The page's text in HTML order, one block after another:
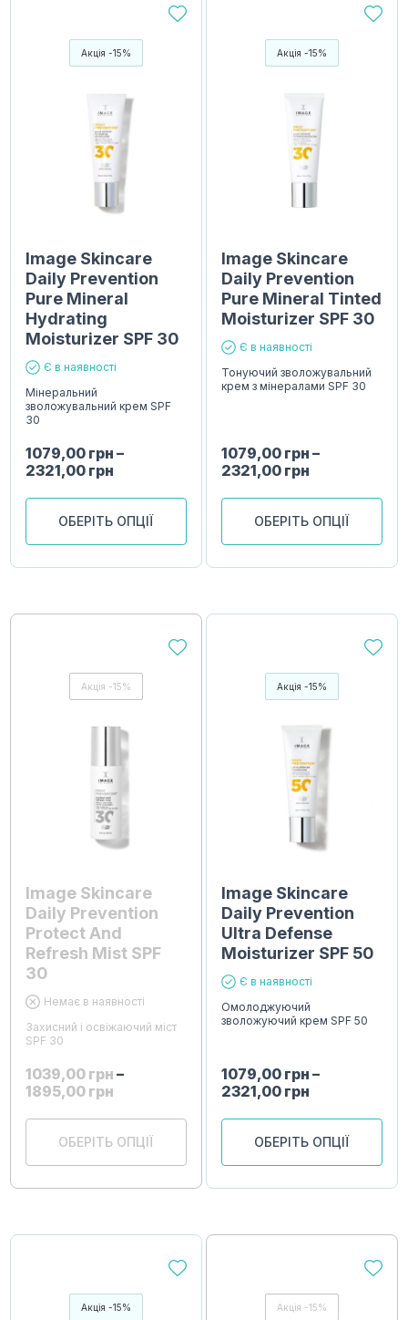
Акція -15%
Image Skincare
Daily Prevention
Pure Mineral
Hydrating
Moisturizer SPF 30
Є в наявності
Мінеральний
зволожувальний крем SPF
30
1079,00 грн –
2321,00 грн
ОБЕРІТЬ ОПЦІЇ
Акція -15%
Image Skincare
Daily Prevention
Pure Mineral Tinted
Moisturizer SPF 30
Є в наявності
Тонуючий зволожувальний
крем з мінералами SPF 30
1079,00 грн –
2321,00 грн
ОБЕРІТЬ ОПЦІЇ
Акція -15%
Image Skincare
Daily Prevention
Protect And
Refresh Mist SPF
30
Немає в наявності
Захисний і освіжаючий міст
SPF 30
1039,00 грн –
1895,00 грн
ОБЕРІТЬ ОПЦІЇ
Акція -15%
Image Skincare
Daily Prevention
Ultra Defense
Moisturizer SPF 50
Є в наявності
Омолоджуючий
зволожуючий крем SPF 50
1079,00 грн –
2321,00 грн
ОБЕРІТЬ ОПЦІЇ
Акція -15% Акція -15%